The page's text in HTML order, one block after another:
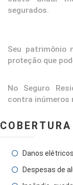
segurados.
Seu patrimônio
proteção que
No Seguro
contra inúmeros
COBERTURA
Danos
Despesas de